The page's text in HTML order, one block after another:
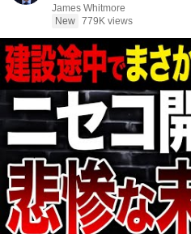
James Whitmore
New 779K views